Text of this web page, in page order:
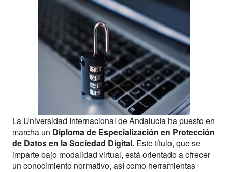
La Universidad Internacional de Andalucía ha puesto en
marcha un Diploma de Especialización en Protección
de Datos en la Sociedad Digital. Este título, que se
imparte bajo modalidad virtual, está orientado a ofrecer
un conocimiento normativo, así como herramientas